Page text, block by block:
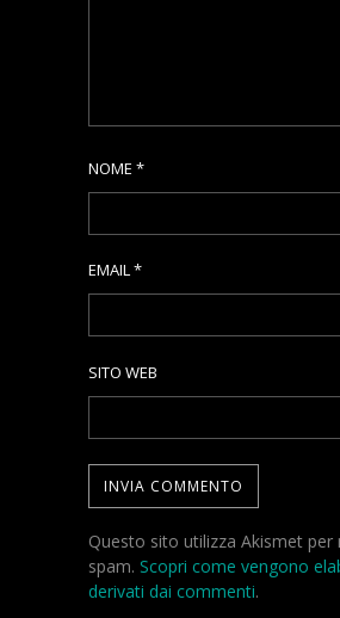
NOME *
EMAIL*
SITO WEB
Questo sito utilizza Akismet per
spam. Scopri come vengono
derivati dai commenti.